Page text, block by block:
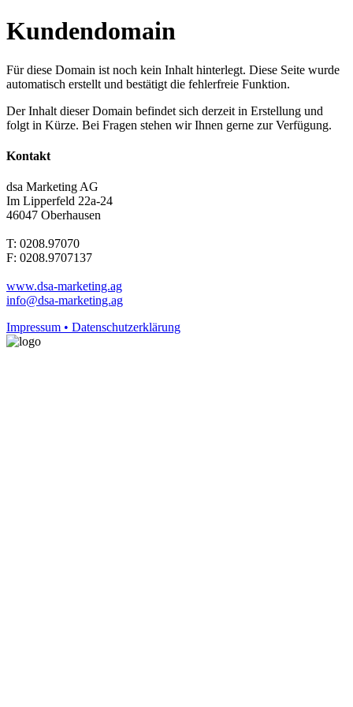
Kundendomain
Für diese Domain ist noch kein Inhalt hinterlegt. Diese Seite wurde
automatisch erstellt und bestätigt die fehlerfreie Funktion.
Der Inhalt dieser Domain befindet sich derzeit in Erstellung und
folgt in Kürze. Bei Fragen stehen wir Ihnen gerne zur Verfügung.
Kontakt
dsa Marketing AG
Im Lipperfeld 22a-24
46047 Oberhausen
T: 0208.97070
F: 0208.9707137
www.dsa-marketing.ag
info@dsa-marketing.ag
Impressum • Datenschutzerklärung